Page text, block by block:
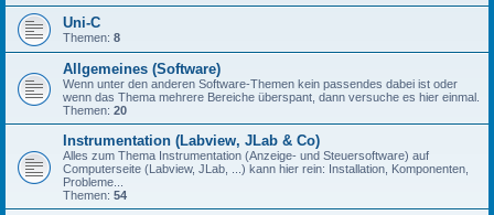
Uni-C
Themen: 8
Allgemeines (Software)
Wenn unter den anderen Software-Themen kein passendes dabei ist oder
wenn das Thema mehrere Bereiche überspant, dann versuche es hier einmal.
Themen: 20
Instrumentation (Labview, JLab & Co)
Alles zum Thema Instrumentation (Anzeige- und Steuersoftware) auf
Computerseite (Labview, JLab, ...) kann hier rein: Installation, Komponenten,
Probleme...
Themen: 54